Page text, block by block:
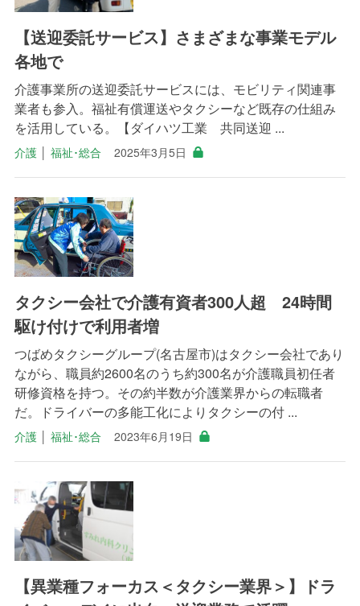
【送迎委託サービス】さまざまな事業モデル
各地で
介護事業所の送迎委託サービスには、モビリティ関連事
業者も参入。福祉有償運送やタクシーなど既存の仕組み
を活用している。【ダイハツ工業 共同送迎 ...
介護│ 福祉･総合 2025年3月5日
タクシー会社で介護有資者300人超 24時間
駆け付けで利用者増
つばめタクシーグループ(名古屋市)はタクシー会社であり
ながら、職員約2600名のうち約300名が介護職員初任者
研修資格を持つ。その約半数が介護業界からの転職者
だ。ドライバーの多能工化によりタクシーの付 ...
介護│ 福祉･総合 2023年6月19日
【異業種フォーカス＜タクシー業界＞】ドラ